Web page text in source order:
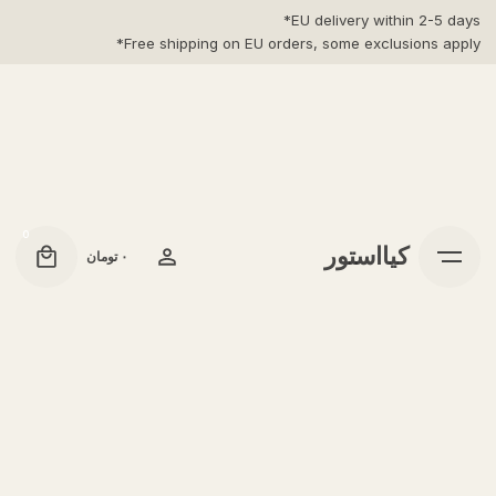
Skip
EU delivery within 2-5 days*
Free shipping on EU orders, some exclusions apply*
کیااستور ۰ تومان
0